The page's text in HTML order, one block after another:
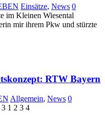
Einsätze, News 0
im Kleinen Wiesental
mir ihrem Pkw und stürzte
RTW Bayern
Allgemein, News 0
1 2 3 4